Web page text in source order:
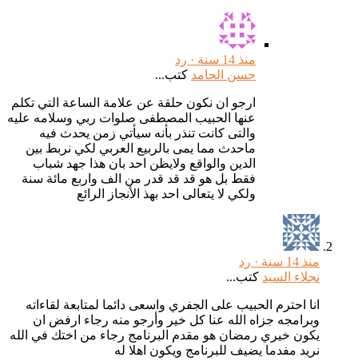
رد
حسن الحامد كتب...
ارجو ان نكون حلقة عن علامة الساعة التي تكلم
عنها الحبيب المصطفى صلوات ربي وسلامه عليه
والتى كانت تنذر بأنه سيأتي زمن يحدث فيه
ماحدث مما يمى بالربيع العربي لكي نربط بين
الدين والواقع ولايظن احد بان هذا جهد شباب
فقط بل هو قد قد قدر من الف واربع مائة سنة
ولكي لا يتعالى احد بهذ الأنجاز الرائع
رد
نجلاء السيد كتب...
انا احترم الحبيب على الجفري واسعى دائما لمتابعة لقاءاته
وبرامجه جزاه الله عنا كل خير وأرجو منه رجاء ارفض ان
يكون خيري رمضان هو مقدم البرنامج رجاء من اختك في الله
نريد مفدما يضيف للبرنامج ويكون اهلا له